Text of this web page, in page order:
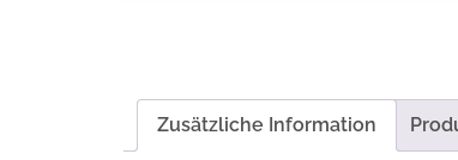
Zusätzliche Information